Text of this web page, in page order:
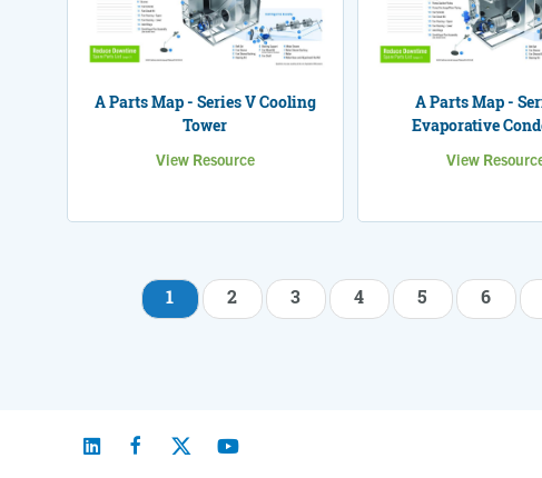
A Parts Map - Series V Cooling
Tower
View Resource
A Parts Map -
Evaporative
View
Pagination
1 2 3 4 5 6